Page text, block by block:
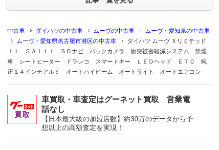
中古車 ダイハツの中古車 ムーヴの中古車
ムーヴ・愛知県の中古車
ムーヴ・愛知県名古屋市港区の中古車
ダイハツ ムーヴ Ｘリミテッド
ＩＩ ＳＡＩＩＩ ＳＤナビ バックカメラ 衝突被害軽減システム 禁煙
車 シートヒーター ドラレコ スマートキー ＬＥＤヘッド ＥＴＣ 純
正１４インチアルミ オートハイビーム オートライト オートエアコン
車買取・車査定はグーネット買取 営業電
話なし
【日本最大級の加盟店数】約30万のデータから予
想以上の高額査定を実現！